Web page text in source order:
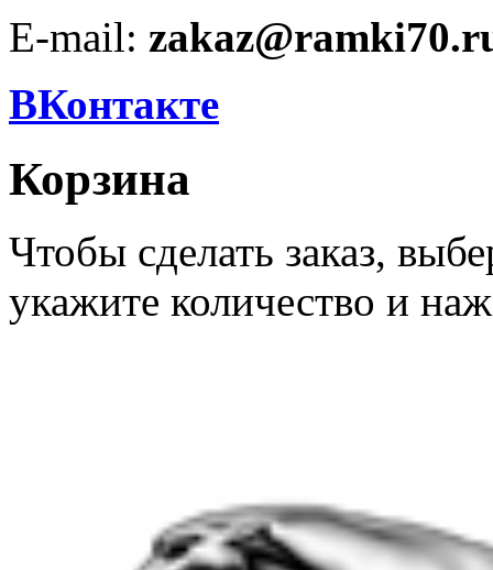
E-mail:
ВКонтакте
Корзина
Чтобы сделать заказ,
укажите количество и